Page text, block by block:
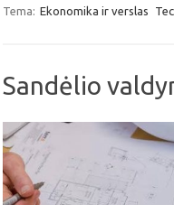
Tema: Ekonomika ir verslas
Sandėlio